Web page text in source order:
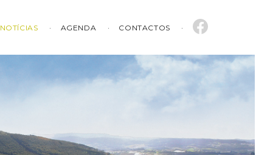
NOTÍCIAS AGENDA CONTACTOS